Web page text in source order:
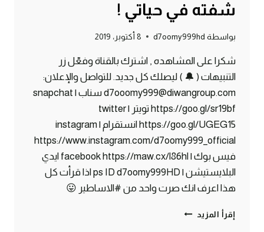
شفته في حياتي !
بواسطة d7oomy999hd 8 أكتوبر، 2019
شكرا على المشاهده , اشترك بالقناة وفعّل زر
التنبيهات ( 🔔 ) ليصلك كل جديد. للتواصل والإعلان:
d7ooomy999@diwangroup.com سناب | snapchat
https://goo.gl/sr19bf تويتر | twitter
https://goo.gl/UGEG15 انستقرام | instagram
https://www.instagram.com/d7oomy999_official
فيس بوك | facebook https://maw.cx/l86hl ايدي
البلايستيشن | ps ID d7oomy999HD اذا قرأت كل
هذا اعرف انك صرت واحد من #الاساطير 😛
إقرأ المزيد ماين